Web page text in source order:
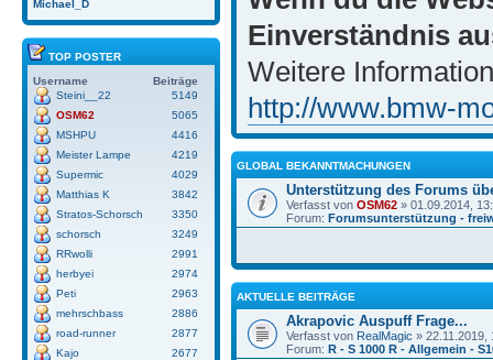
Michael_D
TOP POSTER
Username
Beiträge
Steini__22
5149
OSM62
5065
MSHPU
4416
Meister Lampe
4219
Supermic
4029
Matthias K
3842
Stratos-Schorsch
3350
schorsch
3249
RRwolli
2991
herbyei
2974
Peti
2963
mehrschbass
2886
road-runner
2877
Kajo
2677
Einverständnis
Weitere
http://www.bmw-
GLOBAL BEKANNTMACHUNGEN
Unterstützung des Forums
Verfasst von OSM62 » 01.09.2014,
Forum: Forumsunterstützung -
AKTUELLE BEITRÄGE
Akrapovic Auspuff Frage...
Verfasst von RealMagic » 22.11.2019,
Forum: R - S 1000 R - Allgemein -